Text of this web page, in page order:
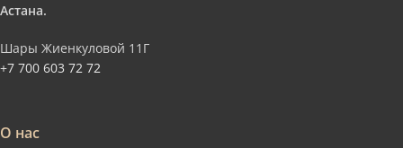
Астана.
Шары Жиенкуловой 11Г
+7 700 603 72 72
О нас